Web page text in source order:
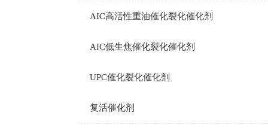
AIC高活性重油催化裂化催化剂
AIC低生焦催化裂化催化剂
UPC催化裂化催化剂
复活催化剂